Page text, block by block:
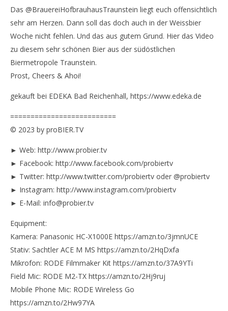
Das @BrauereiHofbrauhausTraunstein liegt euch offensichtlich
sehr am Herzen. Dann soll das doch auch in der Weissbier
Woche nicht fehlen. Und das aus gutem Grund. Hier das Video
zu diesem sehr schönen Bier aus der südöstlichen
Biermetropole Traunstein.
Prost, Cheers & Ahoi!
gekauft bei EDEKA Bad Reichenhall, https://www.edeka.de
==========================
© 2023 by proBIER.TV
► Web: http://www.probier.tv
► Facebook: http://www.facebook.com/probiertv
► Twitter: http://www.twitter.com/probiertv oder @probiertv
► Instagram: http://www.instagram.com/probiertv
► E-Mail: info@probier.tv
Equipment:
Kamera: Panasonic HC-X1000E https://amzn.to/3jmnUCE
Stativ: Sachtler ACE M MS https://amzn.to/2HqDxfa
Mikrofon: RODE Filmmaker Kit https://amzn.to/37A9YTi
Field Mic: RODE M2-TX https://amzn.to/2Hj9ruj
Mobile Phone Mic: RODE Wireless Go
https://amzn.to/2Hw97YA